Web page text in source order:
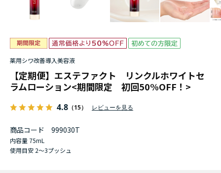
【定期便】エステファクト リンクルホワイトセ
ラムローション<期間限定 初回50%OFF！>
4.8 （15） レビューを見る
薬用シワ改善導入美容液
商品コード 999030T
内容量 75mL
使用目安 2～3プッシュ